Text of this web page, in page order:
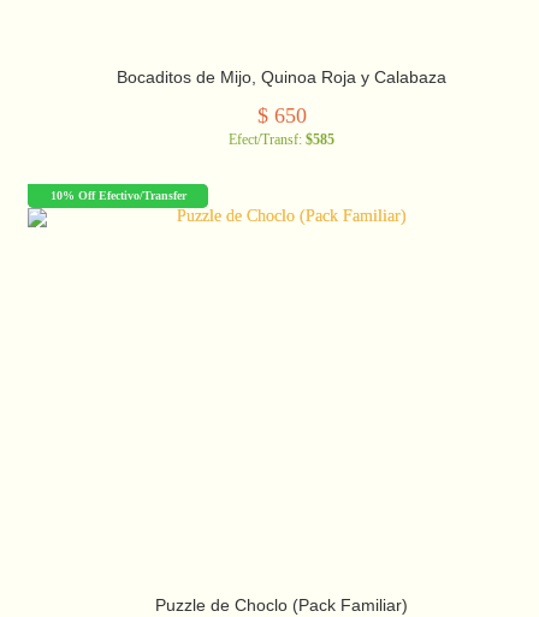
Bocaditos de Mijo, Quinoa Roja y Calabaza
$650
Efect/Transf: $585
10% Off Efectivo/Transfer
Puzzle de Choclo (Pack Familiar)